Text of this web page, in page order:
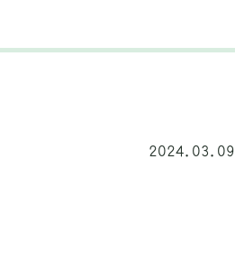
2024.03.09